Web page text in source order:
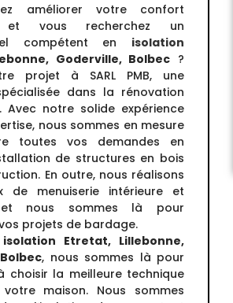
améliorer votre confort
et vous recherchez un
compétent en isolation
Goderville, Bolbec ?
projet à SARL PMB, une
dans la rénovation
Avec notre solide expérience
nous sommes en mesure
toutes vos demandes en
de structures en bois
En outre, nous réalisons
de menuiserie intérieure et
et nous sommes là pour
projets de bardage.
isolation Etretat, Lillebonne,
, nous sommes là pour
choisir la meilleure technique
maison. Nous sommes